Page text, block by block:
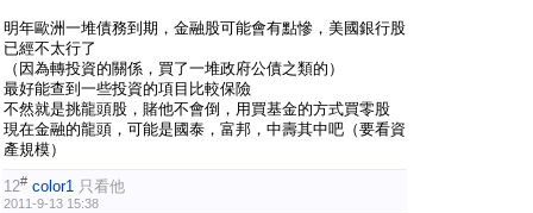
明年歐洲一堆債務到期，金融股可能會有點慘，美國銀行股
已經不太行了
（因為轉投資的關係，買了一堆政府公債之類的）
最好能查到一些投資的項目比較保險
不然就是挑龍頭股，賭他不會倒，用買基金的方式買零股
現在金融的龍頭，可能是國泰，富邦，中壽其中吧（要看資
產規模）
12# color1 只看他
2011-9-13 15:38